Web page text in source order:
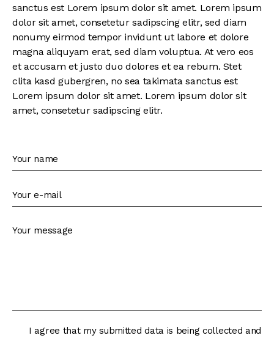
sanctus est Lorem ipsum dolor sit amet. Lorem ipsum
dolor sit amet, consetetur sadipscing elitr, sed diam
nonumy eirmod tempor invidunt ut labore et dolore
magna aliquyam erat, sed diam voluptua. At vero eos
et accusam et justo duo dolores et ea rebum. Stet
clita kasd gubergren, no sea takimata sanctus est
Lorem ipsum dolor sit amet. Lorem ipsum dolor sit
amet, consetetur sadipscing elitr.
I agree that my submitted data is being collected and